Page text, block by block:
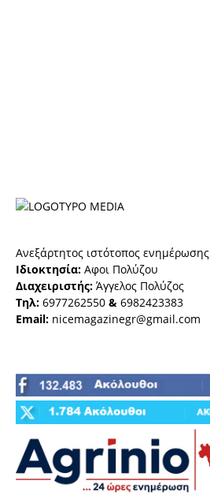
Ανεξάρτητος ιστότοπος ενημέρωσης
Ιδιοκτησία: Αφοι Πολύζου
Διαχειριστής: Άγγελος Πολύζος
Τηλ: 6977262550 & 6982423383
Email: nicemagazinegr@gmail.com